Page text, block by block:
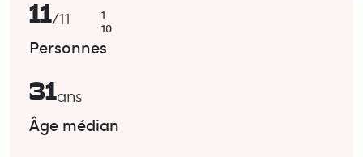
11/11
1
10
Personnes
31ans
Âge médian